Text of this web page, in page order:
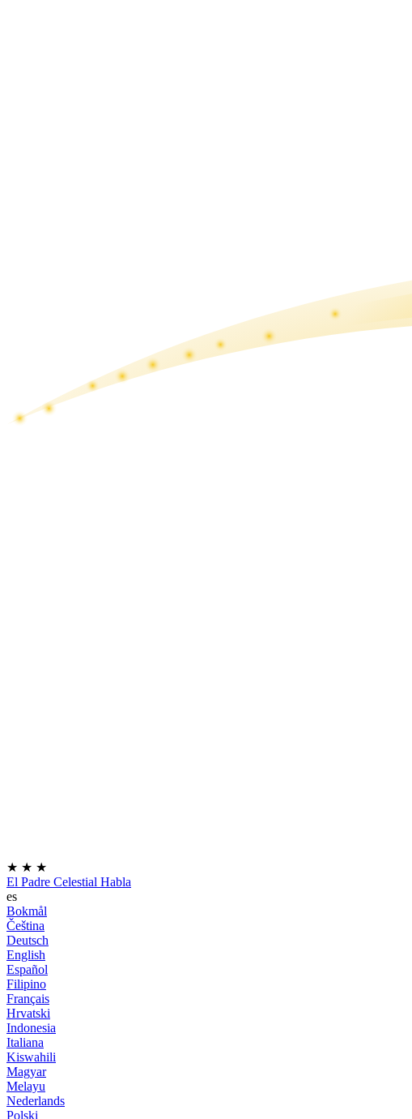
★ ★ ★
El Padre Celestial Habla
es
Bokmål
Čeština
Deutsch
English
Español
Filipino
Français
Hrvatski
Indonesia
Italiana
Kiswahili
Magyar
Melayu
Nederlands
Polski